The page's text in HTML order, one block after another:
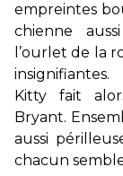
empreintes
chienne
l’ourlet de la
insignifiantes.
Kitty fait
Bryant.
aussi
chacun